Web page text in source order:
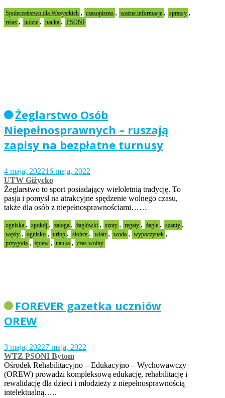
Społeczeństwo dla Wszystkich , czasopismo , ważne informacje , sprawy ,
relax , ludzie , nauka , PSONI
Żeglarstwo Osób
Niepełnosprawnych – ruszają
zapisy na bezpłatne turnusy
4 maja, 202216 maja, 2022
UTW Giżycko
Żeglarstwo to sport posiadający wieloletnią tradycję. To
pasja i pomysł na atrakcyjne spędzenie wolnego czasu,
także dla osób z niepełnosprawnościami……
ogniska , spokój , załoga , żaglówki , szoty , regaty , żagle , szanty ,
węzły , ognisko , urlop , słońce , wiatr , woda , wypoczynek ,
przygoda , śpiew , nauka , czas wolny
FOREVER gazetka uczniów
OREW
3 maja, 20227 maja, 2022
WTZ PSONI Bytom
Ośrodek Rehabilitacyjno – Edukacyjno – Wychowawczy
(OREW) prowadzi kompleksową edukację, rehabilitację i
rewalidację dla dzieci i młodzieży z niepełnosprawnością
intelektualną…..